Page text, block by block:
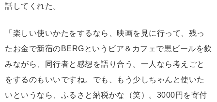
話してくれた。
「楽しい使いかたをするなら、映画を見に行って、残っ
たお金で新宿のBERGというビア＆カフェで黒ビールを飲
みながら、同行者と感想を語り合う。一人なら考えごと
をするのもいいですね。でも、もう少しちゃんと使いた
いというなら、ふるさと納税かな（笑）。3000円を寄付